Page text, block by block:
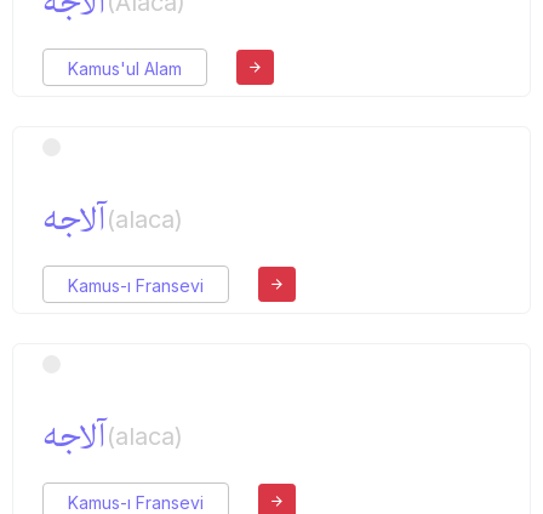
Kamus'ul Alam
آلاجه(alaca)
Kamus-ı Fransevi
آلاجه(alaca)
Kamus-ı Fransevi